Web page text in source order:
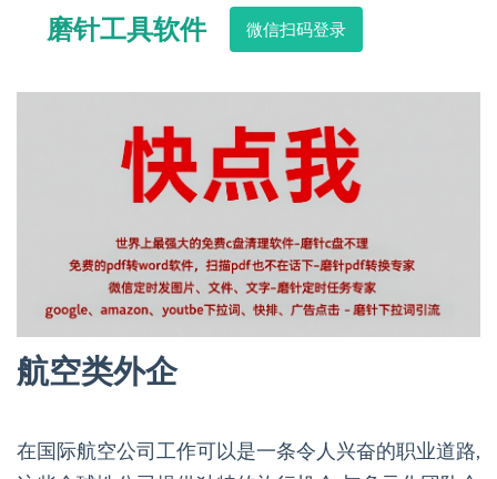
磨针工具软件 微信扫码登录
航空类外企
在国际航空公司工作可以是一条令人兴奋的职业道路,